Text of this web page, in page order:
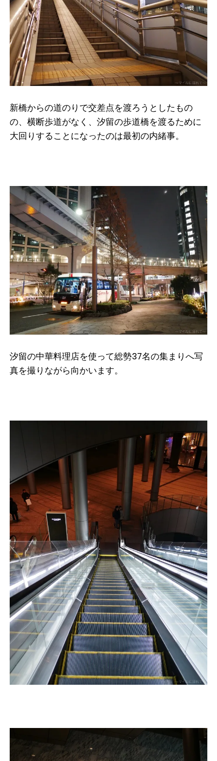
新橋からの道のりで交差点を渡ろうとしたもの
の、横断歩道がなく、汐留の歩道橋を渡るために
大回りすることになったのは最初の内緒事。
汐留の中華料理店を使って総勢37名の集まりへ写
真を撮りながら向かいます。